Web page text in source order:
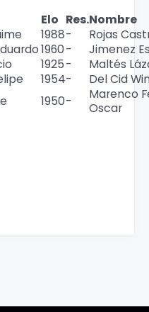
Elo Res.Nombre
1988-
Rojas
1960-
Jimenez
1925-
Maltés
1954-
Del Cid
1950-
Marenco
Oscar